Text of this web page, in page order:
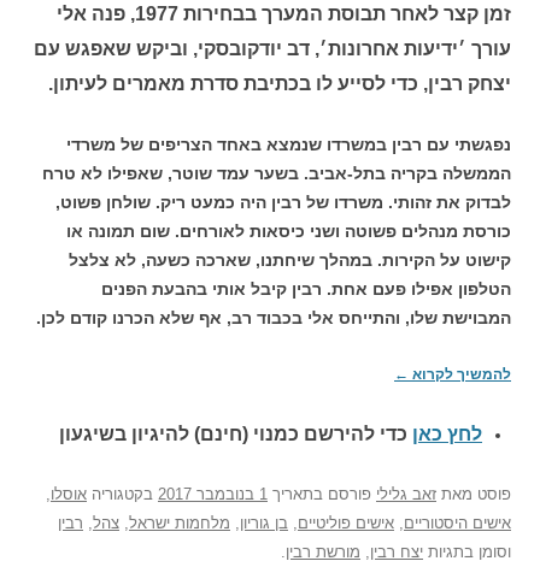
זמן קצר לאחר תבוסת המערך בבחירות 1977, פנה אלי
עורך ׳ידיעות אחרונות׳, דב יודקובסקי, וביקש שאפגש עם
יצחק רבין, כדי לסייע לו בכתיבת סדרת מאמרים לעיתון.
נפגשתי עם רבין במשרדו שנמצא באחד הצריפים של משרדי
הממשלה בקריה בתל-אביב. בשער עמד שוטר, שאפילו לא טרח
לבדוק את זהותי. משרדו של רבין היה כמעט ריק. שולחן פשוט,
כורסת מנהלים פשוטה ושני כיסאות לאורחים. שום תמונה או
קישוט על הקירות. במהלך שיחתנו, שארכה כשעה, לא צלצל
הטלפון אפילו פעם אחת. רבין קיבל אותי בהבעת הפנים
המבוישת שלו, והתייחס אלי בכבוד רב, אף שלא הכרנו קודם לכן.
להמשיך לקרוא ←
לחץ כאן כדי להירשם כמנוי (חינם) להיגיון בשיגעון
פוסט מאת זאב גלילי פורסם בתאריך 1 בנובמבר 2017 בקטגוריה אוסלו
אישים היסטוריים אישים פוליטיים בן גוריון מלחמות ישראל צהל רבין
וסומן בתגיות יצח רבין מורשת רבין